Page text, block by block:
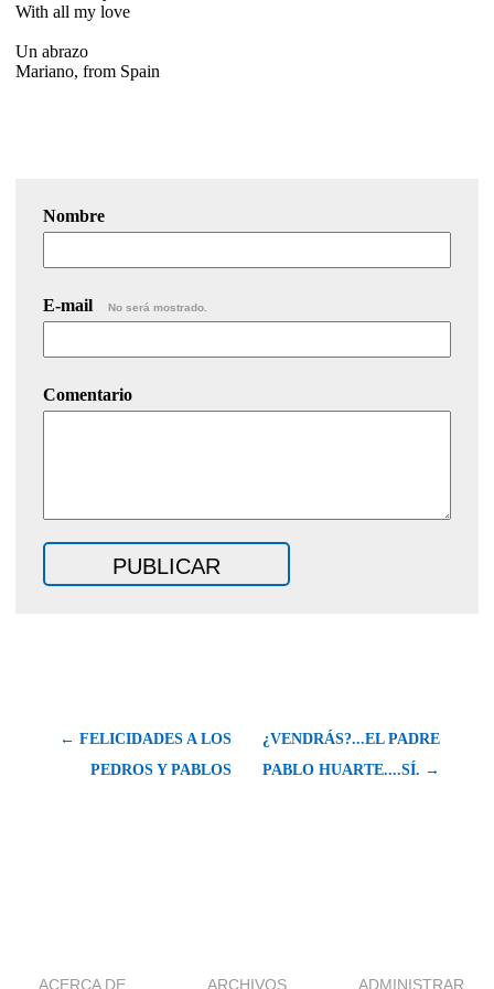
With all my love
Un abrazo
Mariano, from Spain
Nombre
E-mail No será mostrado.
Comentario
← FELICIDADES A LOS
PEDROS Y PABLOS
¿VENDRÁS?...EL PADRE
PABLO HUARTE....SÍ. →
ACERCA DE ARCHIVOS ADMINISTRAR